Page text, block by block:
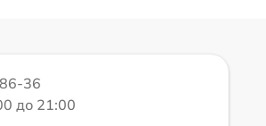
36
до 21:00